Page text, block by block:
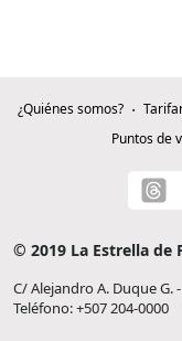
¿Quiénes somos?
Puntos de
© 2019 La Estrella de
C/ Alejandro A. Duque G.
Teléfono: +507 204-0000